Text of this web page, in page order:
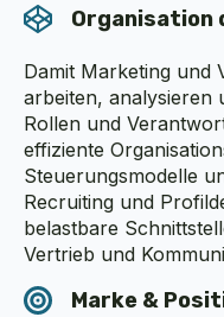
Organisation
Damit Marketing und
arbeiten, analysieren
Rollen und
effiziente
Steuerungs­modelle
Recruiting und
belastbare
Vertrieb und
Marke &